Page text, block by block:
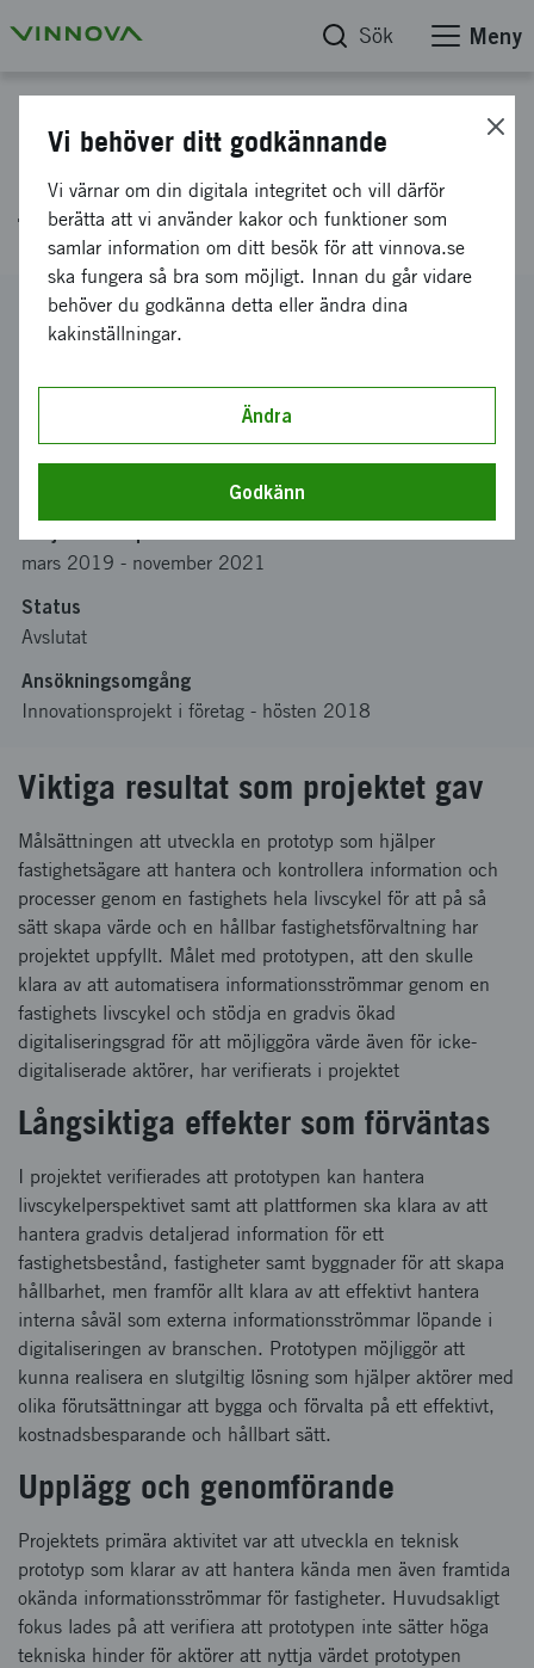
Sök Meny
Plattform för hållbar
fastighetsförvaltning
Diarienummer
2018-05064
Koordinator
Bidrag från Vinnova
mars 2019 - november 2021
Status
Avslutat
Ansökningsomgång
Innovationsprojekt i företag - hösten 2018
Viktiga resultat som projektet gav
Målsättningen att utveckla en prototyp som hjälper
fastighetsägare att hantera och kontrollera information och
processer genom en fastighets hela livscykel för att på så
sätt skapa värde och en hållbar fastighetsförvaltning har
projektet uppfyllt. Målet med prototypen, att den skulle
klara av att automatisera informationsströmmar genom en
fastighets livscykel och stödja en gradvis ökad
digitaliseringsgrad för att möjliggöra värde även för icke-
digitaliserade aktörer, har verifierats i projektet
Långsiktiga effekter som förväntas
I projektet verifierades att prototypen kan hantera
livscykelperspektivet samt att plattformen ska klara av att
hantera gradvis detaljerad information för ett
fastighetsbestånd, fastigheter samt byggnader för att skapa
hållbarhet, men framför allt klara av att effektivt hantera
interna såväl som externa informationsströmmar löpande i
digitaliseringen av branschen. Prototypen möjliggör att
kunna realisera en slutgiltig lösning som hjälper aktörer med
olika förutsättningar att bygga och förvalta på ett effektivt,
kostnadsbesparande och hållbart sätt.
Upplägg och genomförande
Projektets primära aktivitet var att utveckla en teknisk
prototyp som klarar av att hantera kända men även framtida
okända informationsströmmar för fastigheter. Huvudsakligt
fokus lades på att verifiera att prototypen inte sätter höga
tekniska hinder för aktörer att nyttja värdet prototypen
Vi behöver ditt godkännande
Vi värnar om din digitala integritet och vill därför
berätta att vi använder kakor och funktioner som
samlar information om ditt besök för att vinnova.se
ska fungera så bra som möjligt. Innan du går vidare
behöver du godkänna detta eller ändra dina
kakinställningar.
Ändra
Godkänn